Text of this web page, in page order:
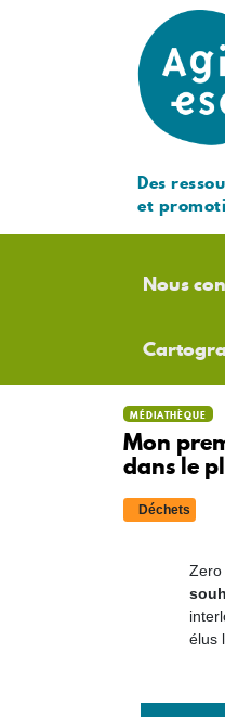
Des
et
Nous
MÉDIATHÈQUE
Mon
dans le
Déchets
Zero
élus